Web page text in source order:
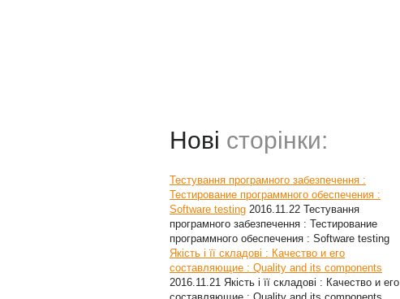
Нові сторінки:
Тестування програмного забезпечення :
Тестирование программного обеспечения :
Software testing 2016.11.22 Тестування
програмного забезпечення : Тестирование
программного обеспечения : Software testing
Якість і її складові : Качество и его
составляющие : Quality and its components
2016.11.21 Якість і її складові : Качество и его